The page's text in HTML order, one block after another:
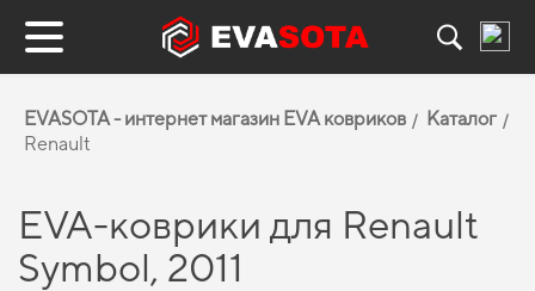
EVASOTA - интернет магазин EVA ковриков
Каталог
Renault
EVA-коврики для Renault
Symbol, 2011